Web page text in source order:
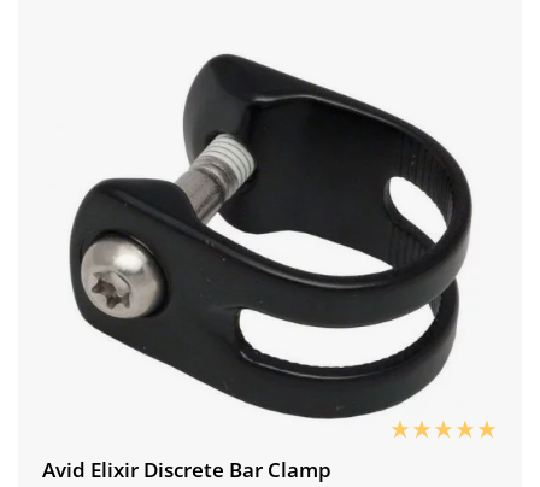
Avid Elixir Discrete Bar Clamp